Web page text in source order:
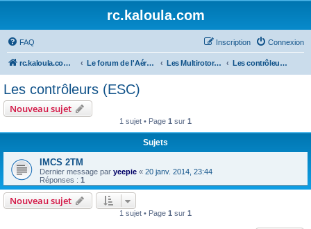
rc.kaloula.com
FAQ Connexion
Inscription
rc.kaloula.com Aéromodélisme Le forum de l'Aéromodélisme Les Multirotors / Tri - Quadri - Hexa - Octo... coptère Les contrôleurs (ESC)
Les contrôleurs (ESC)
Nouveau sujet
1 sujet • Page 1 sur 1
Sujets
IMCS 2TM
Dernier message par yeepie « 20 janv. 2014, 23:44
Réponses : 1
Nouveau sujet
1 sujet • Page 1 sur 1